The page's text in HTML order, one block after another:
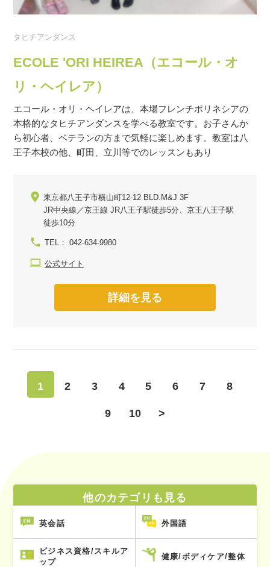
タヒチアンダンス
ECOLE 'ORI HEIREA（エコール・オ
リ・ヘイレア）
エコール・オリ・ヘイレアは、本場フレンチポリネシアの
本格的なタヒチアンダンスを学べる教室です。お子さんか
ら初心者、ベテランの方まで気軽に楽しめます。教室は八
王子本校の他、町田、立川等でのレッスンもあり
東京都八王子市横山町12-12 BLD.M&J 3F
JR中央線／京王線 JR八王子駅徒歩5分、京王八王子駅
徒歩10分
TEL： 042-634-9980
公式サイト
詳細を見る
1 2 3 4 5 6 7 8
9 10 >
他のカテゴリも見る
英会話 外国語
ビジネス資格/スキルア
ップ
健康/ボディケア/整体